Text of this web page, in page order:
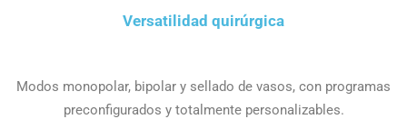
Versatilidad quirúrgica
Modos monopolar, bipolar y sellado de vasos, con programas
preconfigurados y totalmente personalizables.